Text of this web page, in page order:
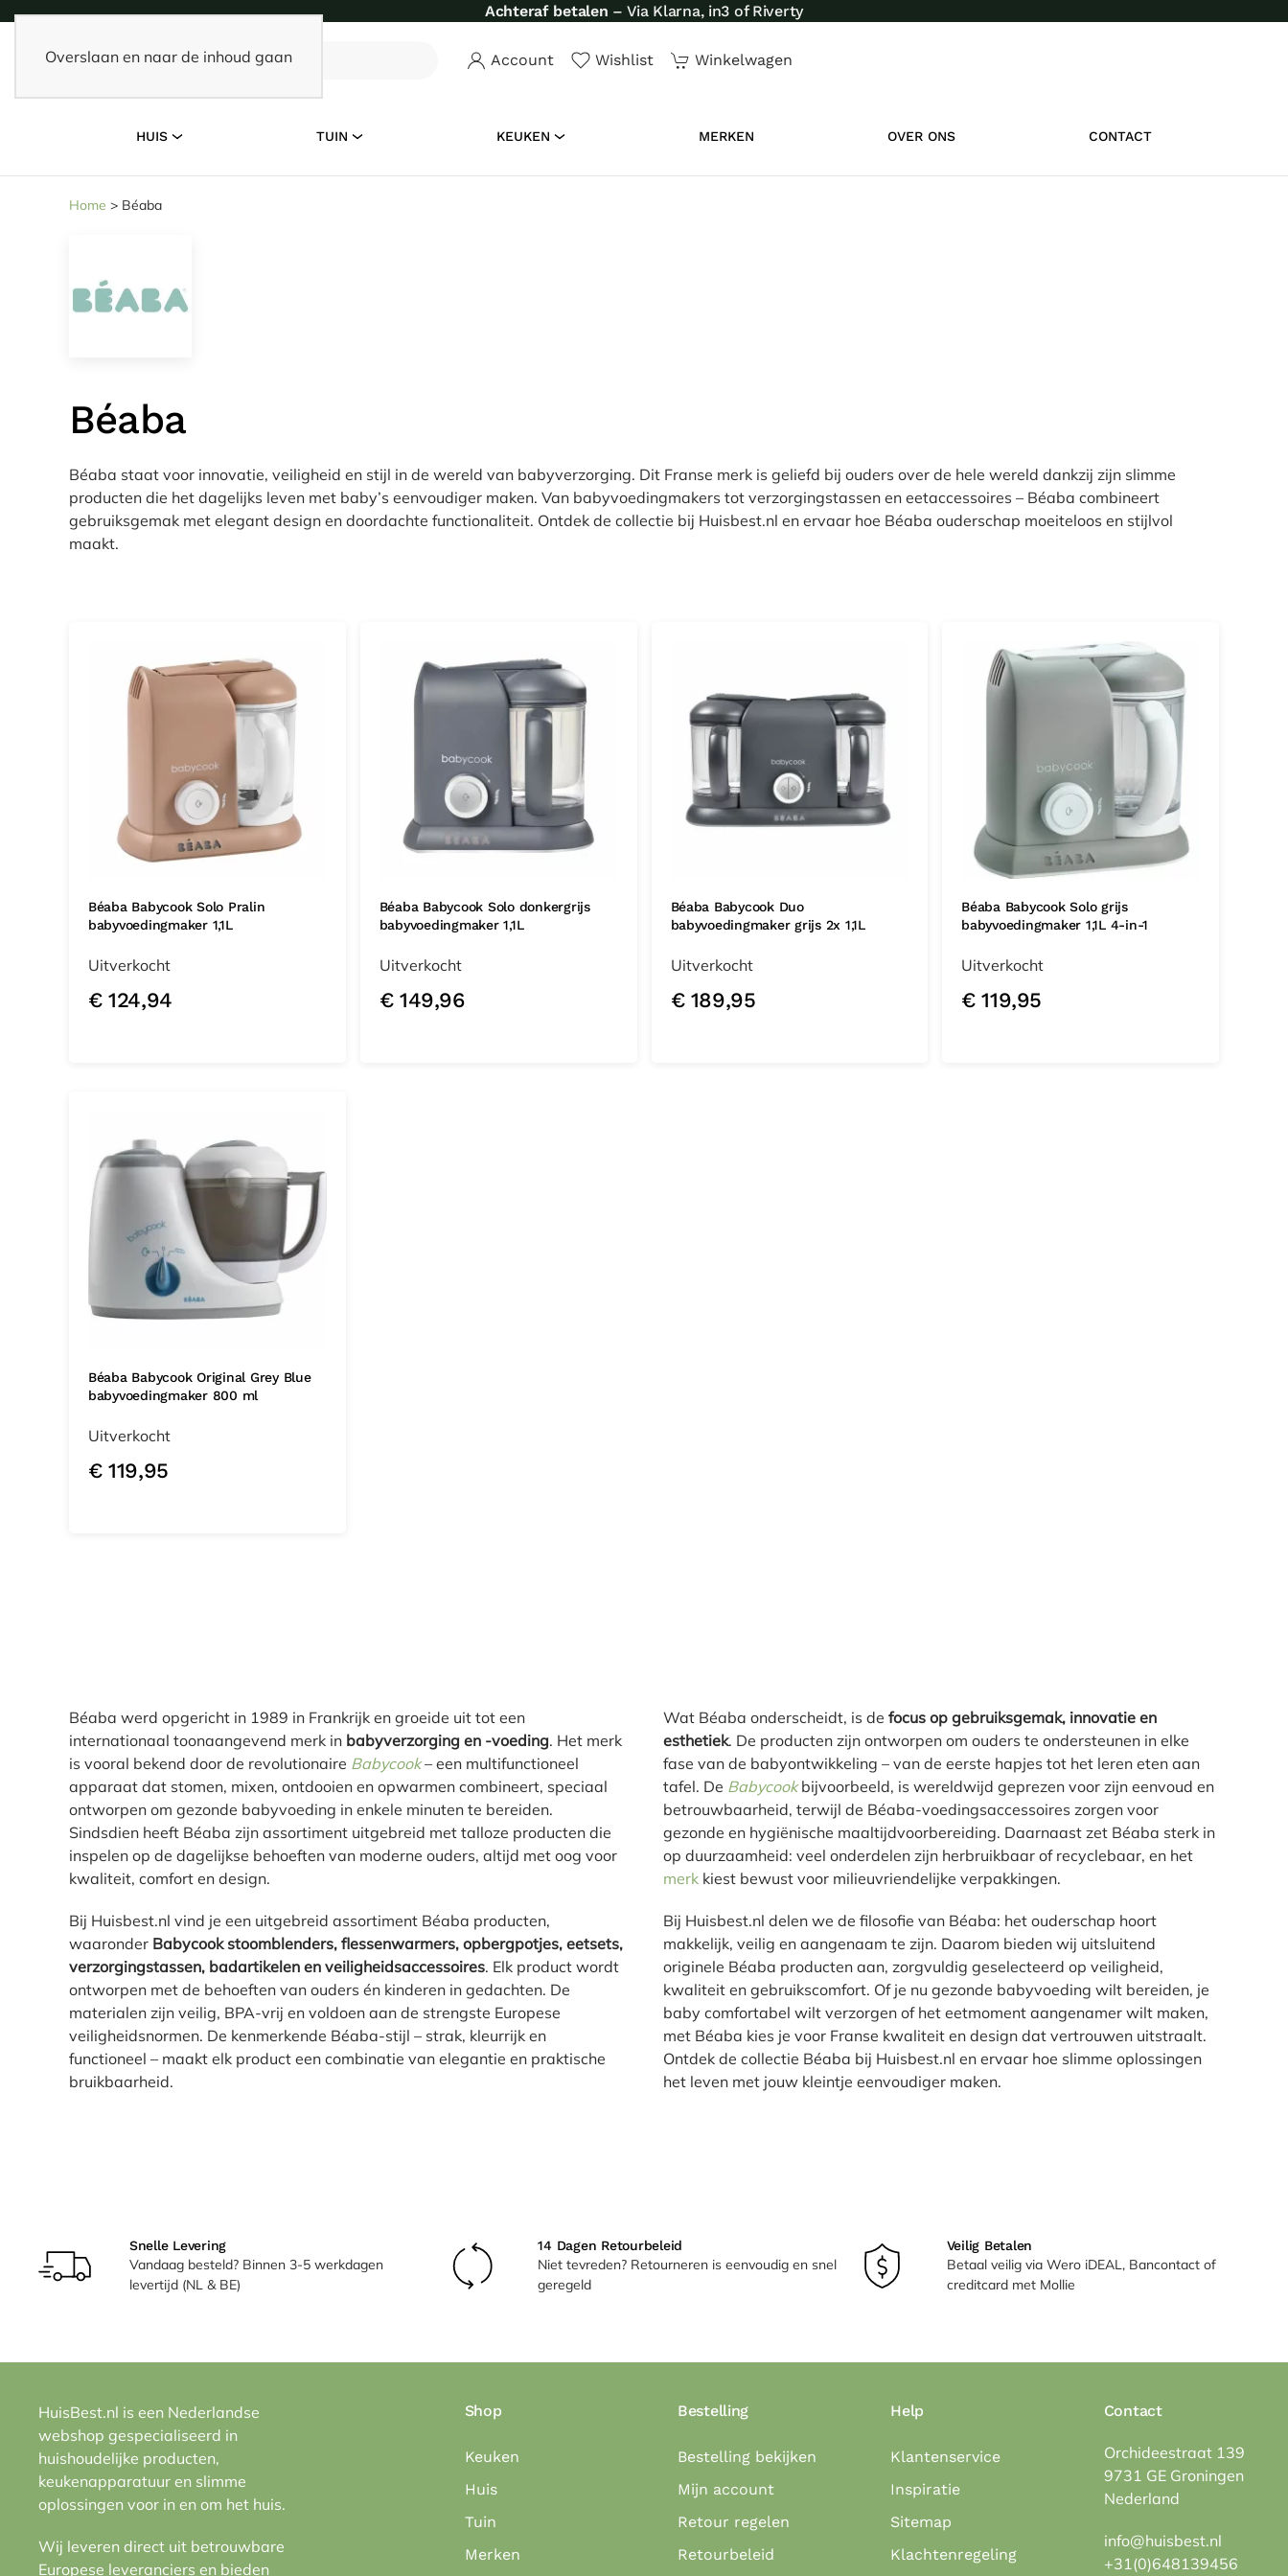
Overslaan en naar de inhoud gaan
Achteraf betalen – Via Klarna, in3 of Riverty
Account Wishlist Winkelwagen
HUIS TUIN KEUKEN MERKEN OVER ONS CONTACT
Home > Béaba
Béaba
Béaba staat voor innovatie, veiligheid en stijl in de wereld van babyverzorging. Dit Franse merk is geliefd bij ouders over de hele wereld dankzij zijn slimme
producten die het dagelijks leven met baby’s eenvoudiger maken. Van babyvoedingmakers tot verzorgingstassen en eetaccessoires – Béaba combineert
gebruiksgemak met elegant design en doordachte functionaliteit. Ontdek de collectie bij Huisbest.nl en ervaar hoe Béaba ouderschap moeiteloos en stijlvol
maakt.
Béaba Babycook Solo Pralin
babyvoedingmaker 1,1L
Uitverkocht
€124,94
Béaba Babycook Solo donkergrijs
babyvoedingmaker 1,1L
Uitverkocht
€149,96
Béaba Babycook Duo
babyvoedingmaker grijs 2x 1,1L
Uitverkocht
€189,95
Béaba Babycook Solo grijs
babyvoedingmaker 1,1L 4-in-1
Uitverkocht
€119,95
Béaba Babycook Original Grey Blue
babyvoedingmaker 800 ml
Uitverkocht
€119,95
Béaba werd opgericht in 1989 in Frankrijk en groeide uit tot een
internationaal toonaangevend merk in babyverzorging en -voeding. Het merk
is vooral bekend door de revolutionaire Babycook– een multifunctioneel
apparaat dat stomen, mixen, ontdooien en opwarmen combineert, speciaal
ontworpen om gezonde babyvoeding in enkele minuten te bereiden.
Sindsdien heeft Béaba zijn assortiment uitgebreid met talloze producten die
inspelen op de dagelijkse behoeften van moderne ouders, altijd met oog voor
kwaliteit, comfort en design.
Bij Huisbest.nl vind je een uitgebreid assortiment Béaba producten,
waaronder Babycook stoomblenders, flessenwarmers, opbergpotjes, eetsets,
verzorgingstassen, badartikelen en veiligheidsaccessoires. Elk product wordt
ontworpen met de behoeften van ouders én kinderen in gedachten. De
materialen zijn veilig, BPA-vrij en voldoen aan de strengste Europese
veiligheidsnormen. De kenmerkende Béaba-stijl – strak, kleurrijk en
functioneel – maakt elk product een combinatie van elegantie en praktische
bruikbaarheid.
Wat Béaba onderscheidt, is de focus op gebruiksgemak, innovatie en
esthetiek. De producten zijn ontworpen om ouders te ondersteunen in elke
fase van de babyontwikkeling – van de eerste hapjes tot het leren eten aan
tafel. De Babycookbijvoorbeeld, is wereldwijd geprezen voor zijn eenvoud en
betrouwbaarheid, terwijl de Béaba-voedingsaccessoires zorgen voor
gezonde en hygiënische maaltijdvoorbereiding. Daarnaast zet Béaba sterk in
op duurzaamheid: veel onderdelen zijn herbruikbaar of recyclebaar, en het
merk kiest bewust voor milieuvriendelijke verpakkingen.
Bij Huisbest.nl delen we de filosofie van Béaba: het ouderschap hoort
makkelijk, veilig en aangenaam te zijn. Daarom bieden wij uitsluitend
originele Béaba producten aan, zorgvuldig geselecteerd op veiligheid,
kwaliteit en gebruikscomfort. Of je nu gezonde babyvoeding wilt bereiden, je
baby comfortabel wilt verzorgen of het eetmoment aangenamer wilt maken,
met Béaba kies je voor Franse kwaliteit en design dat vertrouwen uitstraalt.
Ontdek de collectie Béaba bij Huisbest.nl en ervaar hoe slimme oplossingen
het leven met jouw kleintje eenvoudiger maken.
Snelle Levering
Vandaag besteld? Binnen 3-5 werkdagen
levertijd (NL & BE)
14 Dagen Retourbeleid
Niet tevreden? Retourneren is eenvoudig en snel
geregeld
Veilig Betalen
Betaal veilig via Wero iDEAL, Bancontact of
creditcard met Mollie
HuisBest.nl is een Nederlandse
webshop gespecialiseerd in
huishoudelijke producten,
keukenapparatuur en slimme
oplossingen voor in en om het huis.
Wij leveren direct uit betrouwbare
Europese leveranciers en bieden
Shop
Keuken
Huis
Tuin
Merken
Bestelling
Bestelling bekijken
Mijn account
Retour regelen
Retourbeleid
Help
Klantenservice
Inspiratie
Sitemap
Klachtenregeling
Contact
Orchideestraat 139
9731 GE Groningen
Nederland
info@huisbest.nl
+31(0)648139456